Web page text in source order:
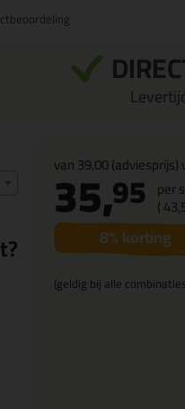
van39,00(adviesprijs)
35,95 per
(43,
8% korting
(geldig bij alle